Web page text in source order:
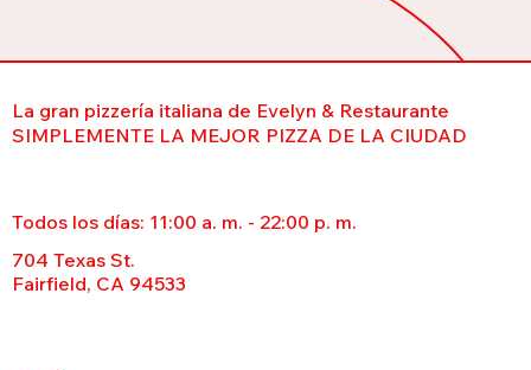
La gran pizzería italiana de Evelyn & Restaurante
SIMPLEMENTE LA MEJOR PIZZA DE LA CIUDAD
Todos los días: 11:00 a. m. - 22:00 p. m.
704 Texas St.
Fairfield, CA 94533